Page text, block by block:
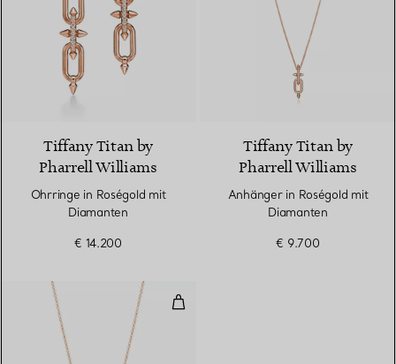
2 Materialien
Tiffany Titan by
Pharrell Williams
Ohrringe in Roségold mit
Diamanten
€ 14.200
Tiffany Titan by
Pharrell Williams
Anhänger in Roségold mit
Diamanten
€ 9.700
Anhänger